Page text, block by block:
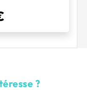
?